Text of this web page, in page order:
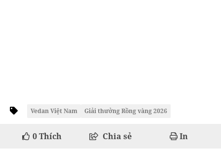
Vedan Việt Nam Giải thưởng Rồng vàng 2026
0Thích Chia sẻ In